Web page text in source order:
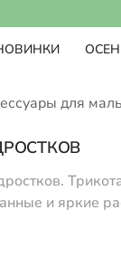
для
и яркие